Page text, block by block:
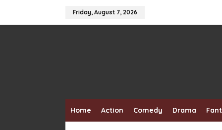
Friday, August 7, 2026
Home Action Comedy Drama